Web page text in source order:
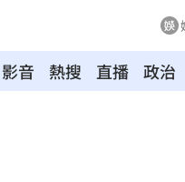
影音 熱搜 直播 政治